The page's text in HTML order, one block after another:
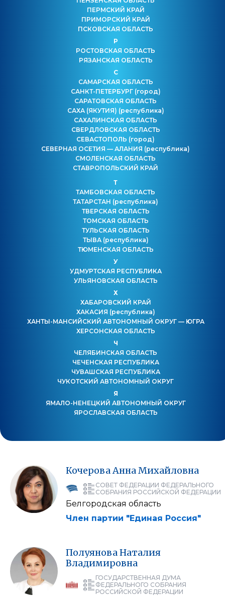
ПЕРМСКИЙ КРАЙ
ПРИМОРСКИЙ КРАЙ
ПСКОВСКАЯ ОБЛАСТЬ
Р
РОСТОВСКАЯ ОБЛАСТЬ
РЯЗАНСКАЯ ОБЛАСТЬ
С
САМАРСКАЯ ОБЛАСТЬ
САНКТ-ПЕТЕРБУРГ (город)
САРАТОВСКАЯ ОБЛАСТЬ
САХА (ЯКУТИЯ) (республика)
САХАЛИНСКАЯ ОБЛАСТЬ
СВЕРДЛОВСКАЯ ОБЛАСТЬ
СЕВАСТОПОЛЬ (город)
СЕВЕРНАЯ ОСЕТИЯ — АЛАНИЯ (республика)
СМОЛЕНСКАЯ ОБЛАСТЬ
СТАВРОПОЛЬСКИЙ КРАЙ
Т
ТАМБОВСКАЯ ОБЛАСТЬ
ТАТАРСТАН (республика)
ТВЕРСКАЯ ОБЛАСТЬ
ТОМСКАЯ ОБЛАСТЬ
ТУЛЬСКАЯ ОБЛАСТЬ
ТЫВА (республика)
ТЮМЕНСКАЯ ОБЛАСТЬ
У
УДМУРТСКАЯ РЕСПУБЛИКА
УЛЬЯНОВСКАЯ ОБЛАСТЬ
Х
ХАБАРОВСКИЙ КРАЙ
ХАКАСИЯ (республика)
ХАНТЫ-МАНСИЙСКИЙ АВТОНОМНЫЙ ОКРУГ — ЮГРА
ХЕРСОНСКАЯ ОБЛАСТЬ
Ч
ЧЕЛЯБИНСКАЯ ОБЛАСТЬ
ЧЕЧЕНСКАЯ РЕСПУБЛИКА
ЧУВАШСКАЯ РЕСПУБЛИКА
ЧУКОТСКИЙ АВТОНОМНЫЙ ОКРУГ
Я
ЯМАЛО-НЕНЕЦКИЙ АВТОНОМНЫЙ ОКРУГ
ЯРОСЛАВСКАЯ ОБЛАСТЬ
Кочерова Анна Михайловна
СОВЕТ ФЕДЕРАЦИИ ФЕДЕРАЛЬНОГО
СОБРАНИЯ РОССИЙСКОЙ ФЕДЕРАЦИИ
Белгородская область
Член партии "Единая Россия"
Полуянова Наталия
Владимировна
ГОСУДАРСТВЕННАЯ ДУМА
ФЕДЕРАЛЬНОГО СОБРАНИЯ
РОССИЙСКОЙ ФЕДЕРАЦИИ